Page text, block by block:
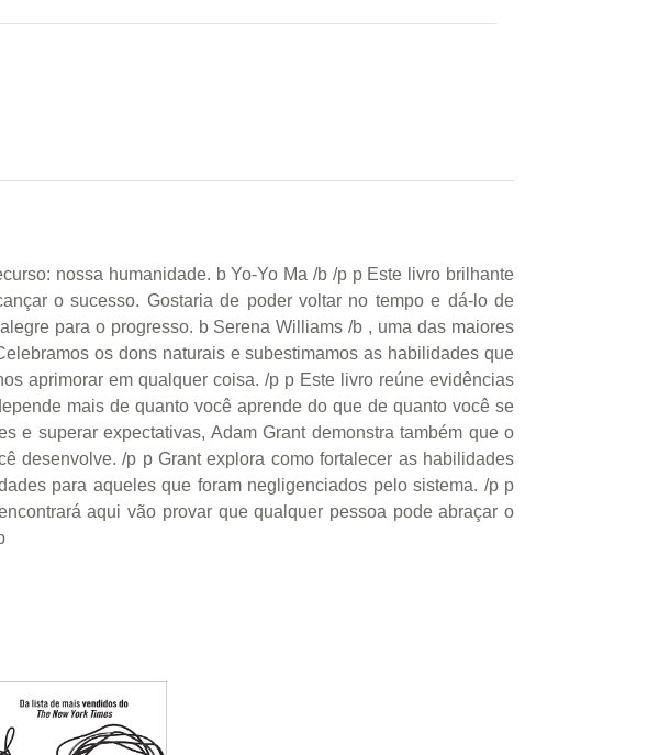
nossa humanidade. b Yo-Yo Ma /b /p p Este livro brilhante
o sucesso. Gostaria de poder voltar no tempo e dá-lo de
para o progresso. b Serena Williams /b , uma das maiores
os dons naturais e subestimamos as habilidades que
aprimorar em qualquer coisa. /p p Este livro reúne evidências
mais de quanto você aprende do que de quanto você se
e superar expectativas, Adam Grant demonstra também que o
desenvolve. /p p Grant explora como fortalecer as habilidades
para aqueles que foram negligenciados pelo sistema. /p p
aqui vão provar que qualquer pessoa pode abraçar o